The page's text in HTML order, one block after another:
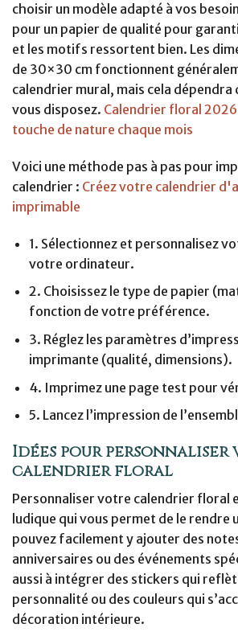
choisir un modèle adapté à vos
pour un papier de qualité pour
et les motifs ressortent bien. Les
de 30×30 cm fonctionnent
calendrier mural, mais cela dépendra
vous disposez. Calendrier floral
touche de nature chaque mois
Voici une méthode pas à pas pour
calendrier : Créez votre calendrier
imprimable
1. Sélectionnez et personnalisez
votre ordinateur.
2. Choisissez le type de papier
fonction de votre préférence.
3. Réglez les paramètres
imprimante (qualité, dimensions).
4. Imprimez une page test pour
5. Lancez l’impression de
Idées pour
calendrier floral
Personnaliser votre calendrier floral
ludique qui vous permet de le rendre
pouvez facilement y ajouter des
anniversaires ou des événements
aussi à intégrer des stickers qui
personnalité ou des couleurs qui
décoration intérieure.